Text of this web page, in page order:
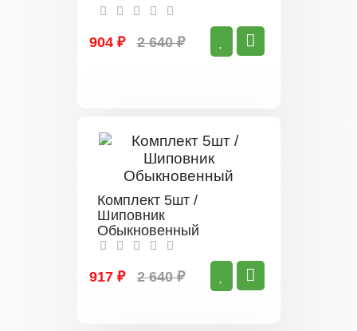
904 ₽ 2 640 ₽
Комплект 5шт /
Шиповник
Обыкновенный
917 ₽ 2 640 ₽